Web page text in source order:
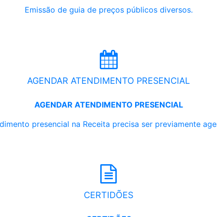
Emissão de guia de preços públicos diversos.
AGENDAR ATENDIMENTO PRESENCIAL
AGENDAR ATENDIMENTO PRESENCIAL
presencial na Receita precisa ser previamente
CERTIDÕES